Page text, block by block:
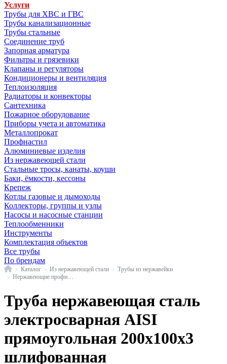
Услуги
Трубы для ХВС и ГВС
Трубы канализационные
Трубы стальные
Соединение труб
Запорная арматура
Фильтры и грязевики
Клапаны и регуляторы
Кондиционеры и вентиляция
Теплоизоляция
Радиаторы и конвекторы
Сантехника
Пожарное оборудование
Приборы учета и автоматика
Металлопрокат
Профнастил
Алюминиевые изделия
Из нержавеющей стали
Стальные тросы, канаты, коуши
Баки, ёмкости, кессоны
Крепеж
Котлы газовые и дымоходы
Коллекторы, группы и узлы
Насосы и насосные станции
Теплообменники
Инструменты
Комплектация объектов
Все трубы
По брендам
ГлавнаяКаталог Из нержавеющей стали
Трубы из нержавейки
Нержавеющие профильные трубы
Труба нержавеющая сталь
электросварная AISI
прямоугольная 200х100х3
шлифованная